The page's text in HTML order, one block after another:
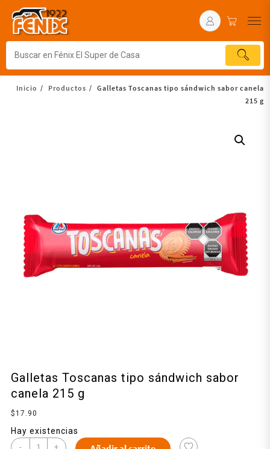
Inicio Productos
Galletas Toscanas tipo sándwich sabor canela
215 g
Galletas Toscanas tipo sándwich sabor
canela 215 g
$ 17.90
Hay existencias
- +